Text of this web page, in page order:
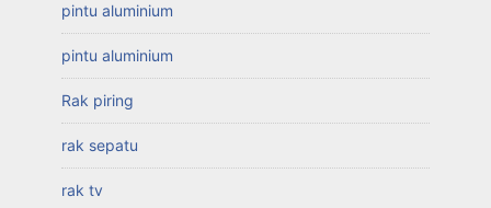
pintu aluminium
pintu aluminium
Rak piring
rak sepatu
rak tv